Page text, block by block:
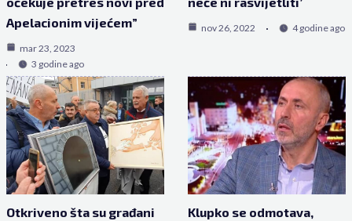
Apelacionim vijećem”
mar 23, 2023
3 godine ago
nov 26, 2022 4 godine ago
Otkriveno šta su građani
Klupko se odmotava,